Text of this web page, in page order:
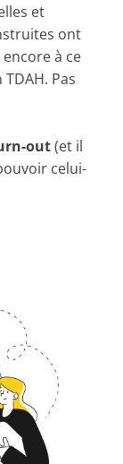
et
ont
à ce
Pas
out(et il
celui-